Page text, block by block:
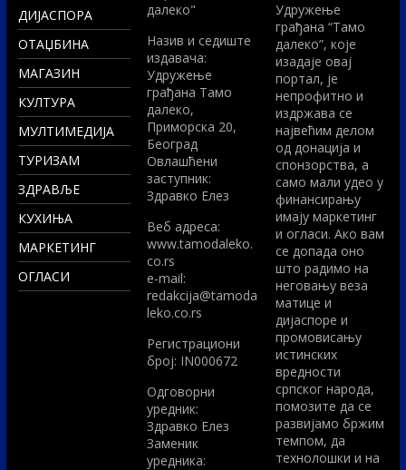
ДИЈАСПОРА
ОТАЏБИНА
МАГАЗИН
КУЛТУРА
МУЛТИМЕДИЈА
ТУРИЗАМ
ЗДРАВЉЕ
КУХИЊА
МАРКЕТИНГ
ОГЛАСИ
далеко"
Назив и седиште
издавача:
Удружење
грађана Тамо
далеко,
Приморска 20,
Београд
Овлашћени
заступник:
Здравко Елез
Вeб адреса:
www.tamodaleko.
co.rs
e-mail:
redakcija@tamoda
leko.co.rs
Регистрациони
број: IN000672
Одговорни
уредник:
Здравко Елез
Заменик
уредника:
Удружење
грађана “Тамо
далеко”, које
изадаје овај
портал, је
непрофитно и
издржава се
највећим делом
од донација и
спонзорства, а
само мали удео у
финансирању
имају маркетинг
и огласи. Ако вам
се допада оно
што радимо на
неговању веза
матице и
дијаспоре и
промовисању
истинских
вредности
српског народа,
помозите да се
развијамо бржим
темпом, да
технолошки и на